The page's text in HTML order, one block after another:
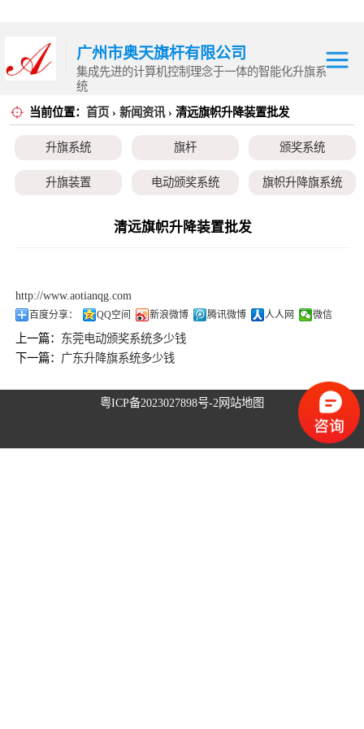
广州市奥天旗杆有限公司
集成先进的计算机控制理念于一体的智能化升旗系
统
当前位置： 首页 › 新闻资讯› 清远旗帜升降装置批发
升旗系统 旗杆 颁奖系统
升旗装置 电动颁奖系统 旗帜升降旗系统
升降旗系统
清远旗帜升降装置批发
http://www.aotianqg.com
百度分享： QQ空间 新浪微博 腾讯微博 人人网 微信
上一篇： 东莞电动颁奖系统多少钱
下一篇： 广东升降旗系统多少钱
粤ICP备2023027898号-2 网站地图
升旗系统
颁奖系统
旗帜升降旗系统
颁奖旗
升降旗系统